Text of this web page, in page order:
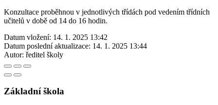
Konzultace proběhnou v jednotlivých třídách pod vedením třídních
učitelů v době od 14 do 16 hodin.
Datum vložení: 14. 1. 2025 13:42
Datum poslední aktualizace: 14. 1. 2025 13:44
Autor: ředitel školy
Základní škola